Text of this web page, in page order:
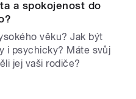
a spokojenost do
věku? Jak být
i psychicky? Máte svůj
jej vaši rodiče?